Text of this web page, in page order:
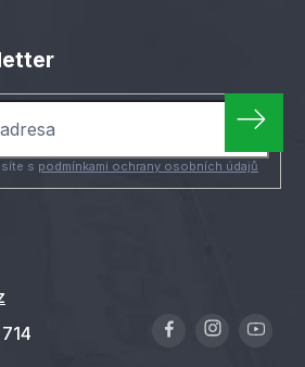
s podmínkami ochrany osobních údajů